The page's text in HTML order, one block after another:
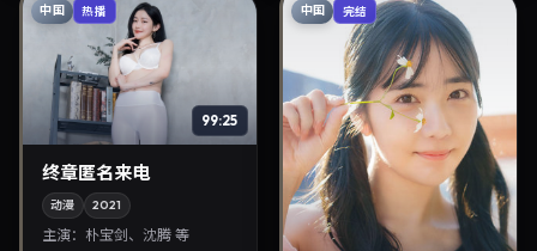
中国 热播
99:25
终章匿名来电
动漫 2021
主演： 朴宝剑、沈腾 等
中国 完结